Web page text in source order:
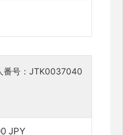
番号：JTK0037040
JPY